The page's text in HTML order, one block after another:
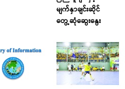
မျက်နှာချင်းဆိုင်
တွေ့ဆုံဆွေးနွေး